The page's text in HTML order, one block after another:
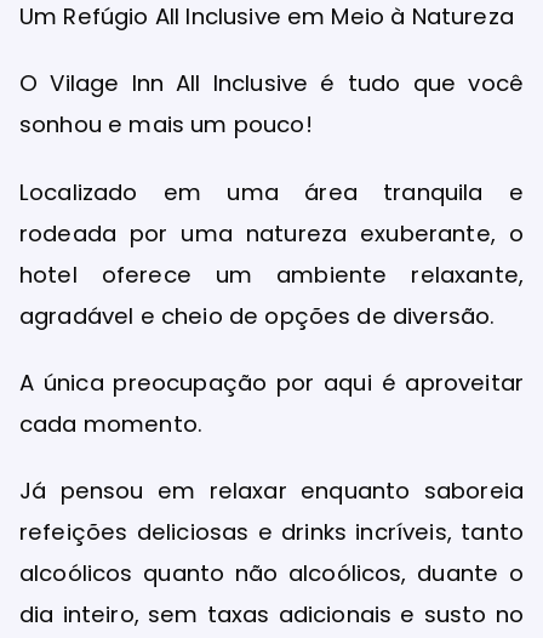
Um Refúgio All Inclusive em Meio à Natureza
O Vilage Inn All Inclusive é tudo que você
sonhou e mais um pouco!
Localizado em uma área tranquila e
rodeada por uma natureza exuberante, o
hotel oferece um ambiente relaxante,
agradável e cheio de opções de diversão.
A única preocupação por aqui é aproveitar
cada momento.
Já pensou em relaxar enquanto saboreia
refeições deliciosas e drinks incríveis, tanto
alcoólicos quanto não alcoólicos, duante o
dia inteiro, sem taxas adicionais e susto no